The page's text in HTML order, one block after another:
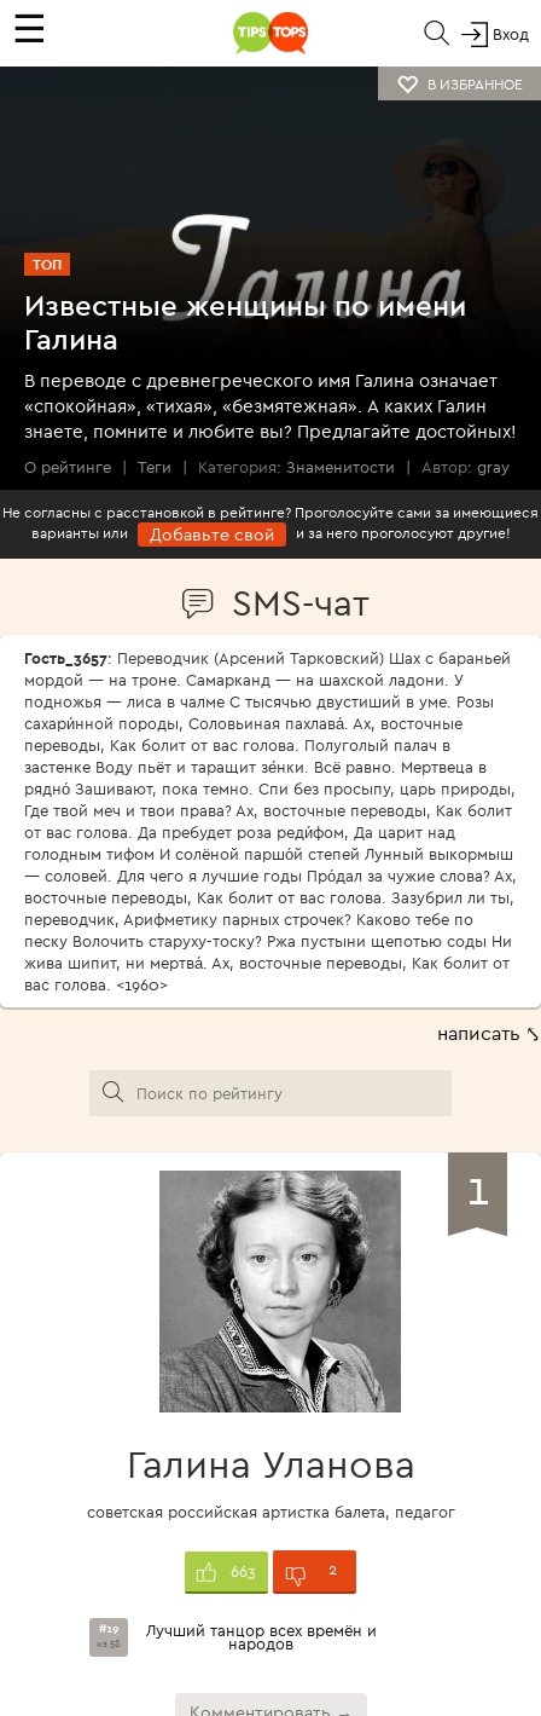
☰ Вход
В ИЗБРАННОЕ
ТОП
Известные женщины по имени
Галина
В переводе с древнегреческого имя Галина означает
«спокойная», «тихая», «безмятежная». А каких Галин
знаете, помните и любите вы? Предлагайте достойных!
О рейтинге | Теги | Категория: Знаменитости | Автор: gray
Не согласны с расстановкой в рейтинге? Проголосуйте сами за имеющиеся
варианты или
Добавьте свой и за него проголосуют другие!
SMS-чат
Гость_3657: Переводчик (Арсений Тарковский) Шах с бараньей
мордой — на троне. Самарканд — на шахской ладони. У
подножья — лиса в чалме С тысячью двустиший в уме. Розы
сахари́нной породы, Соловьиная пахлава́. Ах, восточные
переводы, Как болит от вас голова. Полуголый палач в
застенке Воду пьёт и таращит зе́нки. Всё равно. Мертвеца в
рядно́ Зашивают, пока темно. Спи без просыпу, царь природы,
Где твой меч и твои права? Ах, восточные переводы, Как болит
от вас голова. Да пребудет роза реди́фом, Да царит над
голодным тифом И солёной паршо́й степей Лунный выкормыш
— соловей. Для чего я лучшие годы Про́дал за чужие слова? Ах,
восточные переводы, Как болит от вас голова. Зазубрил ли ты,
переводчик, Арифметику парных строчек? Каково тебе по
песку Волочить старуху-тоску? Ржа пустыни щепотью соды Ни
жива шипит, ни мертва́. Ах, восточные переводы, Как болит от
вас голова. <1960>
написать ⤣
1
Галина Уланова
советская российская артистка балета, педагог
663 2
#19
из 58
Лучший танцор всех времён и
народов